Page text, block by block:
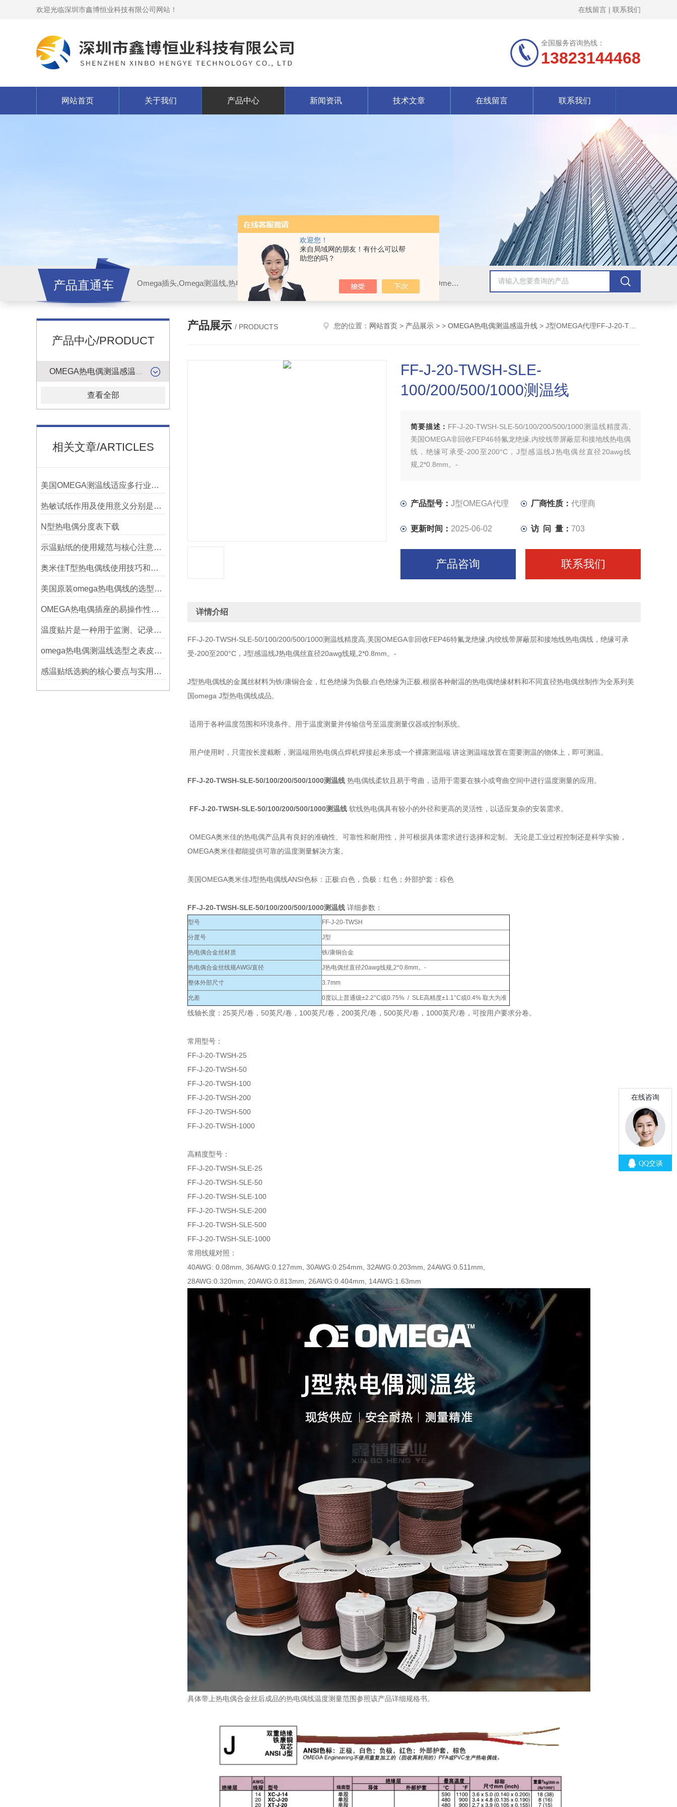
欢迎您！
来自局域网的朋友！有什么可以帮
助您的吗？
欢迎光临深圳市鑫博恒业科技有限公司网站！ 在线留言 | 联系我们
全国服务咨询热线：
13823144468
网站首页 关于我们 产品中心 新闻资讯 技术文章 在线留言 联系我们
产品直通车 Omega插头,Omega测温线,热电偶测温线,热电偶线,铠装热电偶,热电偶连接器,热电偶插头,Omega热电偶线,T型热电偶线,TMC测温纸
产品中心/PRODUCT
查看全部
相关文章/ARTICLES
美国OMEGA测温线适应多行业需求
热敏试纸作用及使用意义分别是什么？
N型热电偶分度表下载
示温贴纸的使用规范与核心注意事项解读
奥米佳T型热电偶线使用技巧和选择方法
美国原装omega热电偶线的选型指标
OMEGA热电偶插座的易操作性探讨
温度贴片是一种用于监测、记录或指示温度变化的工具
omega热电偶测温线选型之表皮绝缘耐温
感温贴纸选购的核心要点与实用建议
产品展示 / PRODUCTS 您的位置： 网站首页 > 产品展示 > > OMEGA热电偶测温感温升线 > J型OMEGA代理FF-J-20-TWSH-SLE-100/200/500/1000测温线
FF-J-20-TWSH-SLE-
100/200/500/1000测温线
简要描述： FF-J-20-TWSH-SLE-50/100/200/500/1000测温线精度高,
美国OMEGA非回收FEP46特氟龙绝缘,内绞线带屏蔽层和接地线热电偶
线，绝缘可承受-200至200°C，J型感温线J热电偶丝直径20awg线
规,2*0.8mm。-
产品型号： J型OMEGA代理 厂商性质： 代理商
更新时间： 2025-06-02 访 问 量： 703
产品咨询 联系我们
详情介绍
FF-J-20-TWSH-SLE-50/100/200/500/1000测温线精度高,美国OMEGA非回收FEP46特氟龙绝缘,内绞线带屏蔽层和接地线热电偶线，绝缘可承
受-200至200°C，J型感温线J热电偶丝直径20awg线规,2*0.8mm。-
J型热电偶线的金属丝材料为铁/康铜合金，红色绝缘为负极,白色绝缘为正极,根据各种耐温的热电偶绝缘材料和不同直径热电偶丝制作为全系列美
国omega J型热电偶线成品。
适用于各种温度范围和环境条件。用于温度测量并传输信号至温度测量仪器或控制系统。
用户使用时，只需按长度截断，测温端用热电偶点焊机焊接起来形成一个裸露测温端.讲这测温端放置在需要测温的物体上，即可测温。
FF-J-20-TWSH-SLE-50/100/200/500/1000测温线 热电偶线柔软且易于弯曲，适用于需要在狭小或弯曲空间中进行温度测量的应用。
FF-J-20-TWSH-SLE-50/100/200/500/1000测温线 软线热电偶具有较小的外径和更高的灵活性，以适应复杂的安装需求。
OMEGA奥米佳的热电偶产品具有良好的准确性、可靠性和耐用性，并可根据具体需求进行选择和定制。 无论是工业过程控制还是科学实验，
OMEGA奥米佳都能提供可靠的温度测量解决方案。
美国OMEGA奥米佳J型热电偶线ANSI色标：正极:白色，负极：红色；外部护套：棕色
FF-J-20-TWSH-SLE-50/100/200/500/1000测温线 详细参数：
型号 FF-J-20-TWSH
分度号 J型
热电偶合金丝材质 铁/康铜合金
热电偶合金丝线规AWG/直径 J热电偶丝直径20awg线规,2*0.8mm。-
整体外部尺寸 3.7mm
允差 0度以上普通级±2.2°C或0.75% / SLE高精度±1.1°C或0.4% 取大为准
线轴长度：25英尺/卷，50英尺/卷，100英尺/卷，200英尺/卷，500英尺/卷，1000英尺/卷，可按用户要求分卷。
常用型号：
FF-J-20-TWSH-25
FF-J-20-TWSH-50
FF-J-20-TWSH-100
FF-J-20-TWSH-200
FF-J-20-TWSH-500
FF-J-20-TWSH-1000
高精度型号：
FF-J-20-TWSH-SLE-25
FF-J-20-TWSH-SLE-50
FF-J-20-TWSH-SLE-100
FF-J-20-TWSH-SLE-200
FF-J-20-TWSH-SLE-500
FF-J-20-TWSH-SLE-1000
常用线规对照：
40AWG: 0.08mm, 36AWG:0.127mm, 30AWG:0.254mm, 32AWG:0.203mm, 24AWG:0.511mm,
28AWG:0.320mm, 20AWG:0.813mm, 26AWG:0.404mm, 14AWG:1.63mm
具体带上热电偶合金丝后成品的热电偶线温度测量范围参照该产品详细规格书。